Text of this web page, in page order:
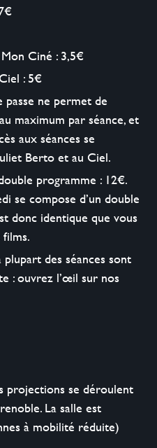
Ciné : 3,5€
: 5€
passe ne permet de
maximum par séance, et
aux séances se
Berto et au Ciel.
programme : 12€.
se compose d’un double
donc identique que vous
des séances sont
: ouvrez l’œil sur nos
projections se déroulent
La salle est
à mobilité réduite)